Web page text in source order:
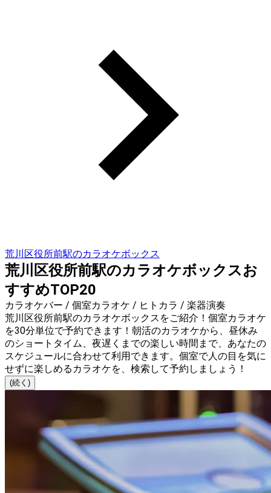
荒川区役所前駅のカラオケボックス
荒川区役所前駅のカラオケボックスお
すすめTOP20
カラオケバー / 個室カラオケ / ヒトカラ / 楽器演奏
荒川区役所前駅のカラオケボックスをご紹介！個室カラオケ
を30分単位で予約できます！朝活のカラオケから、昼休み
のショートタイム、夜遅くまでの楽しい時間まで、あなたの
スケジュールに合わせて利用できます。個室で人の目を気に
せずに楽しめるカラオケを、検索して予約しましょう！
(続く)